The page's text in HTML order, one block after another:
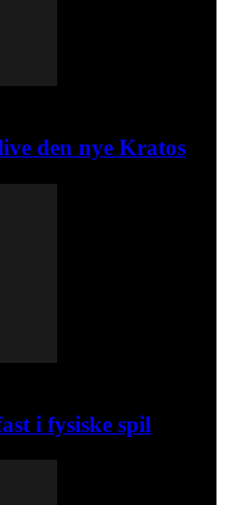
den nye Kratos
i fysiske spil